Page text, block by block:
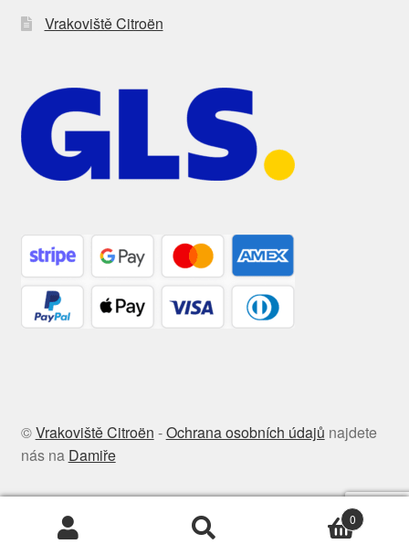
Vrakoviště Citroën
©Vrakoviště Citroën -Ochrana osobních údajů najdete
nás na Damiře
0